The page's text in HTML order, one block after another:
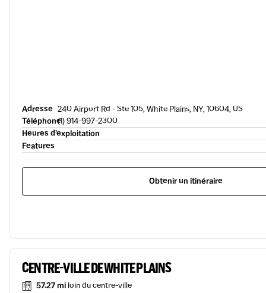
Adresse 240 Airport Rd - Ste 105, White Plains, NY, 10604, US
Téléphone(1) 914-997-2300
Heures d’exploitation
Features
Obtenir un itinéraire
CENTRE-VILLE DE WHITE PLAINS
57.27 mi loin du centre-ville